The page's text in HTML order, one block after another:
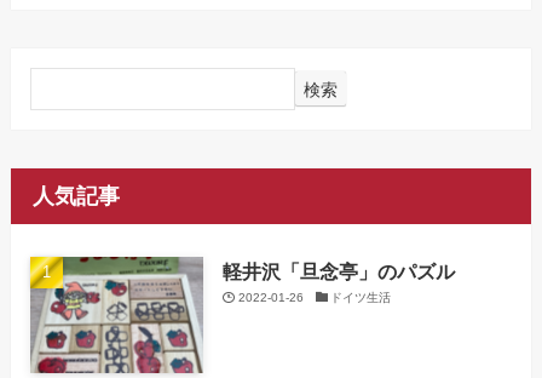
検索
人気記事
軽井沢「旦念亭」のパズル
2022-01-26 ドイツ生活